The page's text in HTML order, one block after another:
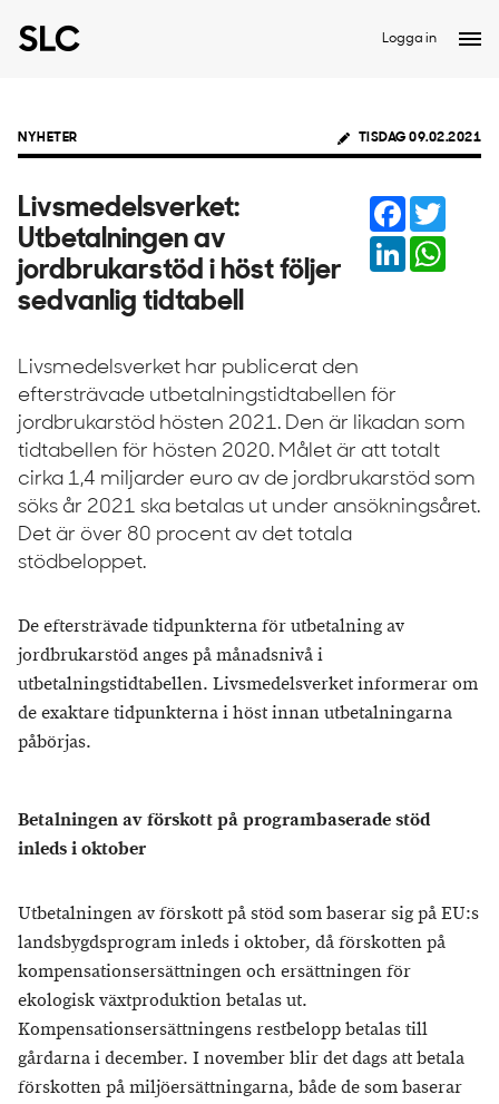
Logga in
NYHETER TISDAG 09.02.2021
Livsmedelsverket:
Utbetalningen av
jordbrukarstöd i höst följer
sedvanlig tidtabell
Facebook
LinkedIn
Livsmedelsverket har publicerat den
eftersträvade utbetalningstidtabellen för
jordbrukarstöd hösten 2021. Den är likadan som
tidtabellen för hösten 2020. Målet är att totalt
cirka 1,4 miljarder euro av de jordbrukarstöd som
söks år 2021 ska betalas ut under ansökningsåret.
Det är över 80 procent av det totala
stödbeloppet.
De eftersträvade tidpunkterna för utbetalning av
jordbrukarstöd anges på månadsnivå i
utbetalningstidtabellen. Livsmedelsverket informerar om
de exaktare tidpunkterna i höst innan utbetalningarna
påbörjas.
Betalningen av förskott på programbaserade stöd
inleds i oktober
Utbetalningen av förskott på stöd som baserar sig på EU:s
landsbygdsprogram inleds i oktober, då förskotten på
kompensationsersättningen och ersättningen för
ekologisk växtproduktion betalas ut.
Kompensationsersättningens restbelopp betalas till
gårdarna i december. I november blir det dags att betala
förskotten på miljöersättningarna, både de som baserar